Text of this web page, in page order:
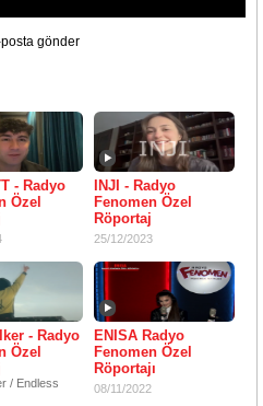
posta gönder
- Radyo
Özel
INJI - Radyo
Fenomen Özel
Röportaj
25/12/2023
- Radyo
Özel
/ Endless
ENISA Radyo
Fenomen Özel
Röportajı
08/11/2022